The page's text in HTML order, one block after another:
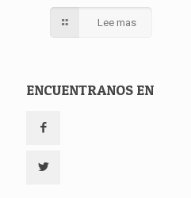
Lee mas
ENCUENTRANOS EN